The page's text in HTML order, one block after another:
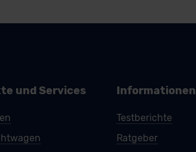
und Services Informationen
Testberichte
Ratgeber